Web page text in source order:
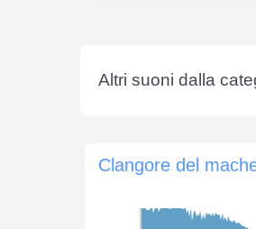
Altri suoni dalla
Clangore del